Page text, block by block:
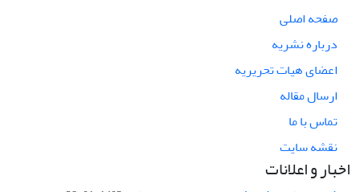
صفحه اصلی
درباره نشریه
اعضای هیات تحریریه
ارسال مقاله
تماس با ما
نقشه سایت
اخبار و اعلانات